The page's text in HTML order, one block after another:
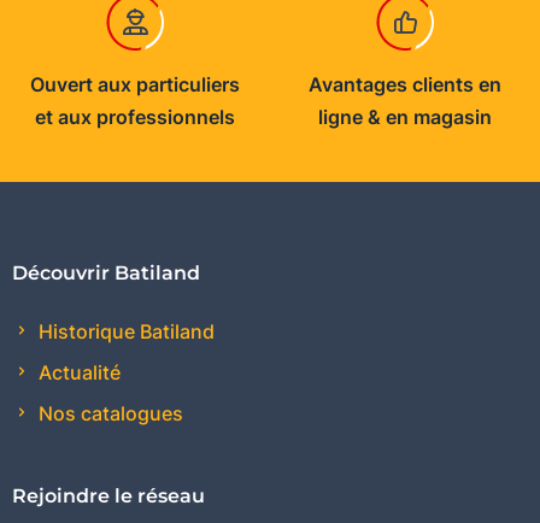
Ouvert aux particuliers
et aux professionnels
Avantages clients en
ligne & en magasin
Découvrir Batiland
Historique Batiland
Actualité
Nos catalogues
Rejoindre le réseau